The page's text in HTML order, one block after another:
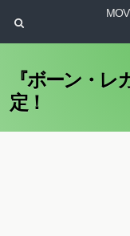
『ボーン・レ
定！